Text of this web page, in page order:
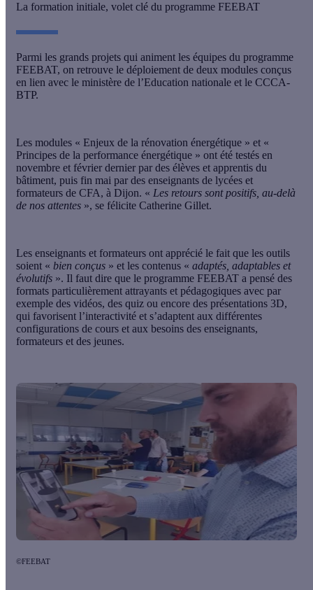
La formation initiale, volet clé du programme FEEBAT
Parmi les grands projets qui animent les équipes du programme
FEEBAT, on retrouve le déploiement de deux modules conçus
en lien avec le ministère de l’Education nationale et le CCCA-
BTP.
Les modules « Enjeux de la rénovation énergétique » et «
Principes de la performance énergétique » ont été testés en
novembre et février dernier par des élèves et apprentis du
bâtiment, puis fin mai par des enseignants de lycées et
formateurs de CFA, à Dijon. « Les retours sont positifs, au-delà
de nos attentes », se félicite Catherine Gillet.
Les enseignants et formateurs ont apprécié le fait que les outils
soient « bien conçus » et les contenus « adaptés, adaptables et
évolutifs ». Il faut dire que le programme FEEBAT a pensé des
formats particulièrement attrayants et pédagogiques avec par
exemple des vidéos, des quiz ou encore des présentations 3D,
qui favorisent l’interactivité et s’adaptent aux différentes
configurations de cours et aux besoins des enseignants,
formateurs et des jeunes.
©FEEBAT